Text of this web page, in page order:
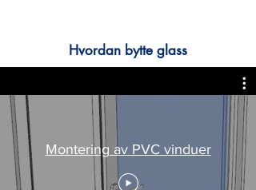
Hvordan bytte glass
Montering av PVC vinduer